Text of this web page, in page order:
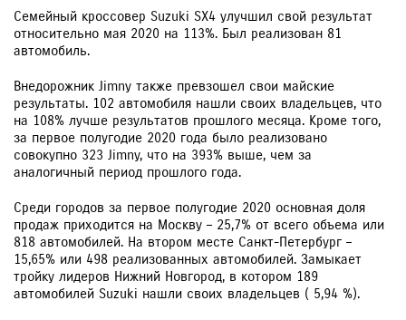
Семейный кроссовер Suzuki SX4 улучшил свой результат
относительно мая 2020 на 113%. Был реализован 81
автомобиль.
Внедорожник Jimny также превзошел свои майские
результаты. 102 автомобиля нашли своих владельцев, что
на 108% лучше результатов прошлого месяца. Кроме того,
за первое полугодие 2020 года было реализовано
совокупно 323 Jimny, что на 393% выше, чем за
аналогичный период прошлого года.
Среди городов за первое полугодие 2020 основная доля
продаж приходится на Москву – 25,7% от всего объема или
818 автомобилей. На втором месте Санкт-Петербург –
15,65% или 498 реализованных автомобилей. Замыкает
тройку лидеров Нижний Новгород, в котором 189
автомобилей Suzuki нашли своих владельцев ( 5,94 %).